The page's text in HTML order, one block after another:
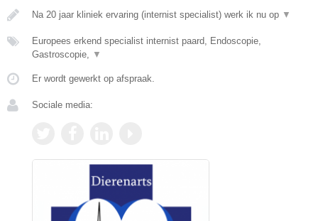
Na 20 jaar kliniek ervaring (internist specialist) werk ik nu op ▼
Europees erkend specialist internist paard, Endoscopie,
Gastroscopie, ▼
Er wordt gewerkt op afspraak.
Sociale media: